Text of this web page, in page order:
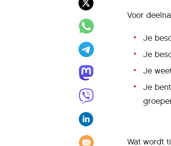
Voor
Je
Je
Je
Je
Wat wordt